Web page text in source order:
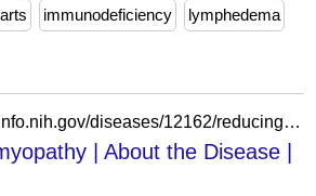
immunodeficiency lymphedema
https://rarediseases.info.nih.gov/diseases/12162/reducing-body-myopathy
| About the Disease |